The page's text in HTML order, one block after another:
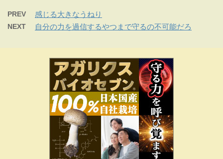
PREV 感じる大きなうねり
NEXT 自分の力を過信するやつまで守るの不可能だろ